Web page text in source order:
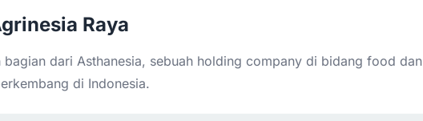
Raya
bagian dari Asthanesia, sebuah holding company di bidang food dan
di Indonesia.